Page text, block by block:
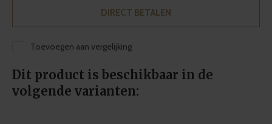
DIRECT BETALEN
Toevoegen aan vergelijking
Dit product is beschikbaar in de
volgende varianten: